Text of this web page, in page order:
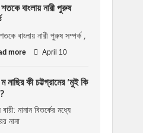
বাংলায় নারী পুরুষ
বাংলায় নারী পুরুষ সম্পর্ক ,
more April 10
কী চট্টগ্রামের ‘মুই কি
নানান বিতর্কের মধ্যে
নানা